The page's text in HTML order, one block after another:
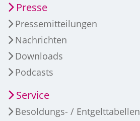
Presse
Pressemitteilungen
Nachrichten
Downloads
Podcasts
Service
Besoldungs- / Entgelttabellen